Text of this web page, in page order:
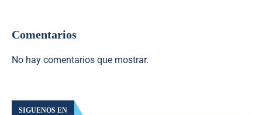
Comentarios
No hay comentarios que mostrar.
SIGUENOS EN